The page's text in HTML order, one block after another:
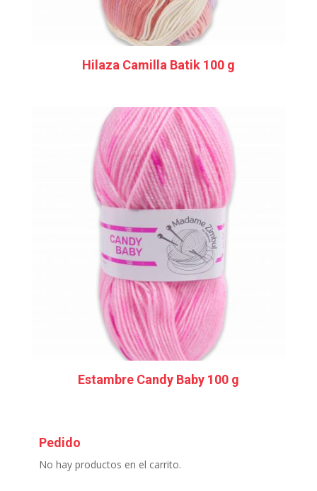
Hilaza Camilla Batik 100 g
Estambre Candy Baby 100 g
Pedido
No hay productos en el carrito.